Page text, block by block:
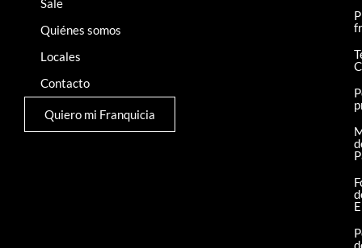
Quiénes somos
Locales
Contacto
Quiero mi Franquicia